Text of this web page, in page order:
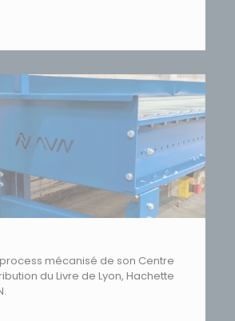
mécanisé de son Centre
du Livre de Lyon, Hachette